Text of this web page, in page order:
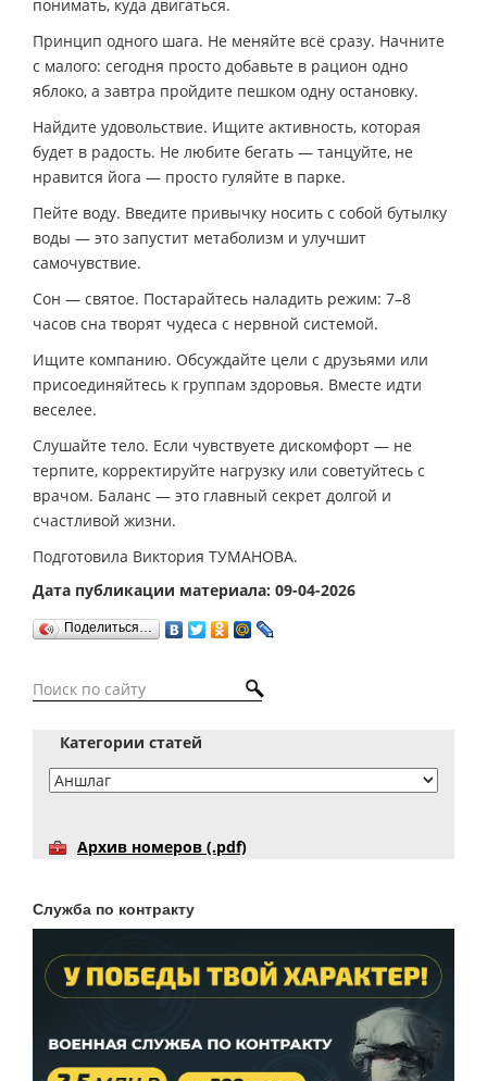
понимать, куда двигаться.
Принцип одного шага. Не меняйте всё сразу. Начните
с малого: сегодня просто добавьте в рацион одно
яблоко, а завтра пройдите пешком одну остановку.
Найдите удовольствие. Ищите активность, которая
будет в радость. Не любите бегать — танцуйте, не
нравится йога — просто гуляйте в парке.
Пейте воду. Введите привычку носить с собой бутылку
воды — это запустит метаболизм и улучшит
самочувствие.
Сон — святое. Постарайтесь наладить режим: 7–8
часов сна творят чудеса с нервной системой.
Ищите компанию. Обсуждайте цели с друзьями или
присоединяйтесь к группам здоровья. Вместе идти
веселее.
Слушайте тело. Если чувствуете дискомфорт — не
терпите, корректируйте нагрузку или советуйтесь с
врачом. Баланс — это главный секрет долгой и
счастливой жизни.
Подготовила Виктория ТУМАНОВА.
Дата публикации материала: 09-04-2026
Поделиться…
Категории статей
Архив номеров (.pdf)
Служба по контракту